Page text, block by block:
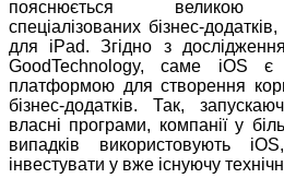
пояснюється великою
спеціалізованих бізнес-
для iPad. Згідно з
GoodTechnology, саме iOS є
платформою для створення
бізнес-додатків. Так,
власні програми, компанії у
випадків використовують
інвестувати у вже існуючу